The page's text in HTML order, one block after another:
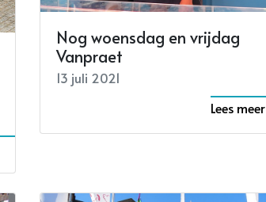
Nog woensdag en vrijdag
Vanpraet
13 juli 2021
Lees meer